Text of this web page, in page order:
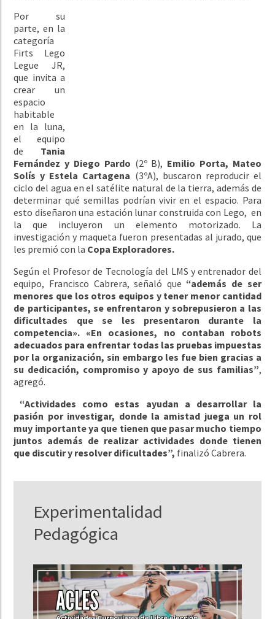
Por su
parte, en la
categoría
Firts Lego
Legue JR,
que invita a
crear un
espacio
habitable
en la luna,
el equipo
de Tania
Fernández y Diego Pardo (2º B), Emilio Porta, Mateo
Solís y Estela Cartagena (3ºA), buscaron reproducir el
ciclo del agua en el satélite natural de la tierra, además de
determinar qué semillas podrían vivir en el espacio. Para
esto diseñaron una estación lunar construida con Lego, en
la que incluyeron un elemento motorizado. La
investigación y maqueta fueron presentadas al jurado, que
les premió con la Copa Exploradores.
Según el Profesor de Tecnología del LMS y entrenador del
equipo, Francisco Cabrera, señaló que “además de ser
menores que los otros equipos y tener menor cantidad
de participantes, se enfrentaron y sobrepusieron a las
dificultades que se les presentaron durante la
competencia». «En ocasiones, no contaban robots
adecuados para enfrentar todas las pruebas impuestas
por la organización, sin embargo les fue bien gracias a
su dedicación, compromiso y apoyo de sus familias”,
agregó.
“Actividades como estas ayudan a desarrollar la
pasión por investigar, donde la amistad juega un rol
muy importante ya que tienen que pasar mucho tiempo
juntos además de realizar actividades donde tienen
que discutir y resolver dificultades”, finalizó Cabrera.
Experimentalidad
Pedagógica